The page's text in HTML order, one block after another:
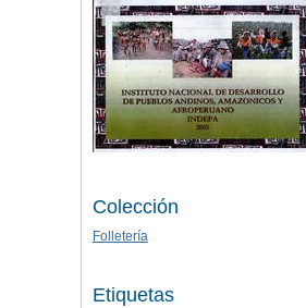
Colección
Folletería
Etiquetas